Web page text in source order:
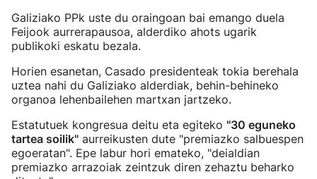
Galiziako PPk uste du oraingoan bai emango duela
Feijook aurrerapausoa, alderdiko ahots ugarik
publikoki eskatu bezala.
Horien esanetan, Casado presidenteak tokia berehala
uztea nahi du Galiziako alderdiak, behin-behineko
organoa lehenbailehen martxan jartzeko.
Estatutuek kongresua deitu eta egiteko "30 eguneko
tartea soilik" aurreikusten dute "premiazko salbuespen
egoeratan". Epe labur hori emateko, "deialdian
premiazko arrazoiak zeintzuk diren zehaztu beharko